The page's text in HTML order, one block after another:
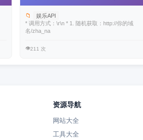
📁
娱乐API
* 调用方式：\r\n * 1. 随机获取：http://你的域
名/zha_na
👁️211 次
资源导航
网站大全
工具大全